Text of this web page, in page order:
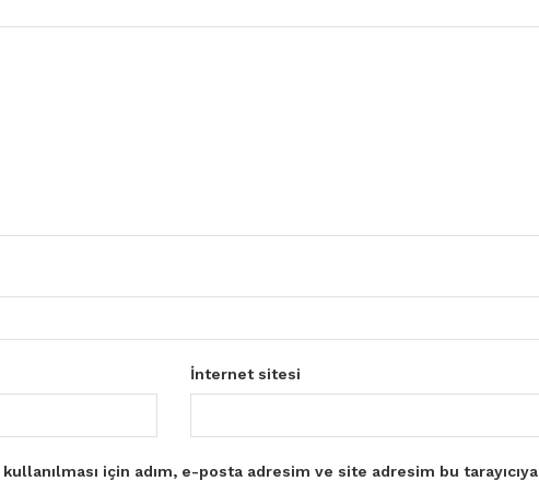
İnternet sitesi
için adım, e-posta adresim ve site adresim bu tarayıcıya